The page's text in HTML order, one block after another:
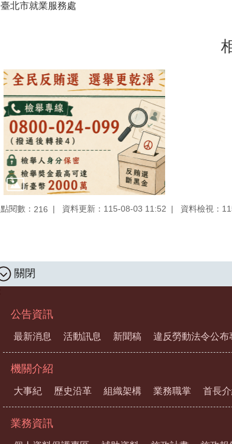
臺北市就業服務處
點閱數： 216 資料更新：115-08-03 11:52 資料檢視：
關閉
公告資訊
最新消息 活動訊息 新聞稿 違反勞動法令公布
機關介紹
大事紀 歷史沿革 組織架構 業務職掌 首長
業務資訊